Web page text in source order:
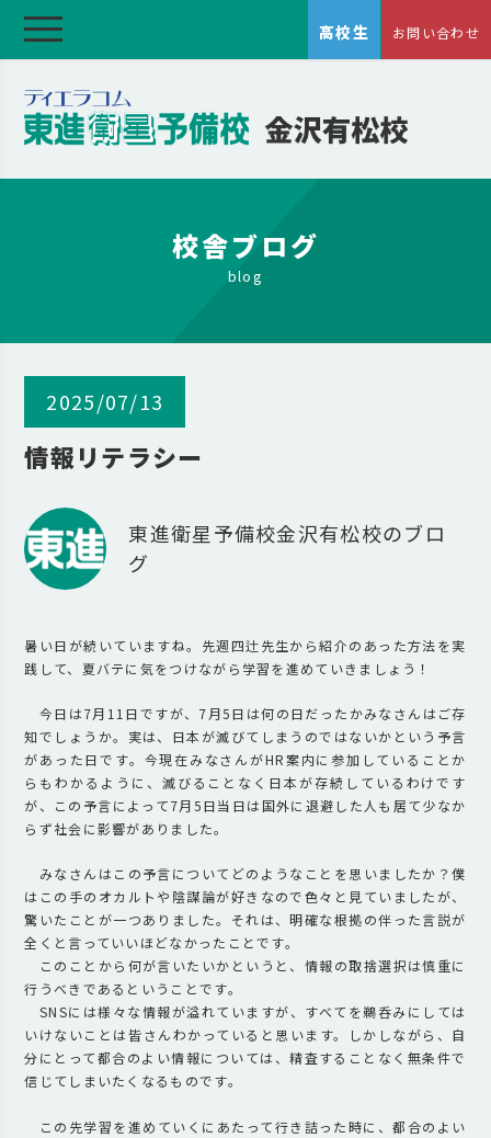
高校生 お問い合わせ
校舎ブログ
blog
2025/07/13
情報リテラシー
東進衛星予備校金沢有松校のブロ
グ
暑い日が続いていますね。先週四辻先生から紹介のあった方法を実
践して、夏バテに気をつけながら学習を進めていきましょう！
今日は7月11日ですが、7月5日は何の日だったかみなさんはご存
知でしょうか。実は、日本が滅びてしまうのではないかという予言
があった日です。今現在みなさんがHR案内に参加していることか
らもわかるように、滅びることなく日本が存続しているわけです
が、この予言によって7月5日当日は国外に退避した人も居て少なか
らず社会に影響がありました。
みなさんはこの予言についてどのようなことを思いましたか？僕
はこの手のオカルトや陰謀論が好きなので色々と見ていましたが、
驚いたことが一つありました。それは、明確な根拠の伴った言説が
全くと言っていいほどなかったことです。
このことから何が言いたいかというと、情報の取捨選択は慎重に
行うべきであるということです。
SNSには様々な情報が溢れていますが、すべてを鵜呑みにしては
いけないことは皆さんわかっていると思います。しかしながら、自
分にとって都合のよい情報については、精査することなく無条件で
信じてしまいたくなるものです。
この先学習を進めていくにあたって行き詰った時に、都合のよい